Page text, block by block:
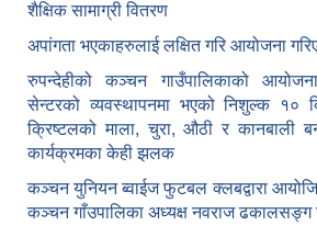
शैक्षिक सामाग्री वितरण
अपांगता भएकाहरुलाई लक्षित गरि आयोजना
रुपन्देहीको कञ्चन गाउँपालिकाको
सेन्टरको व्यवस्थापनमा भएको निशुल्क १०
क्रिष्टलको माला, चुरा, औठी र कानबाली
कार्यक्रमका केही झलक
कञ्चन युनियन ब्वाईज फुटबल क्लबद्वारा
कञ्चन गाँउपालिका अध्यक्ष नवराज ढकालसङ्ग